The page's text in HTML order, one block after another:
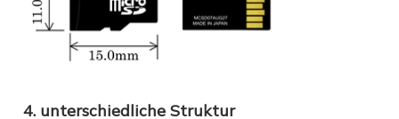
4. unterschiedliche Struktur